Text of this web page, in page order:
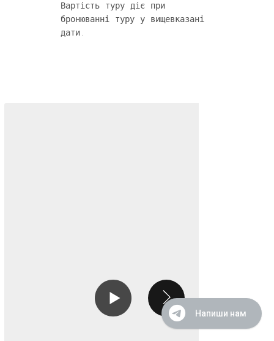
Вартість туру діє при
бронюванні туру у вищевказані
дати.
Напиши нам